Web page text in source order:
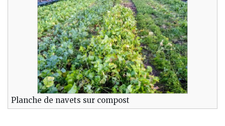
Planche de navets sur compost